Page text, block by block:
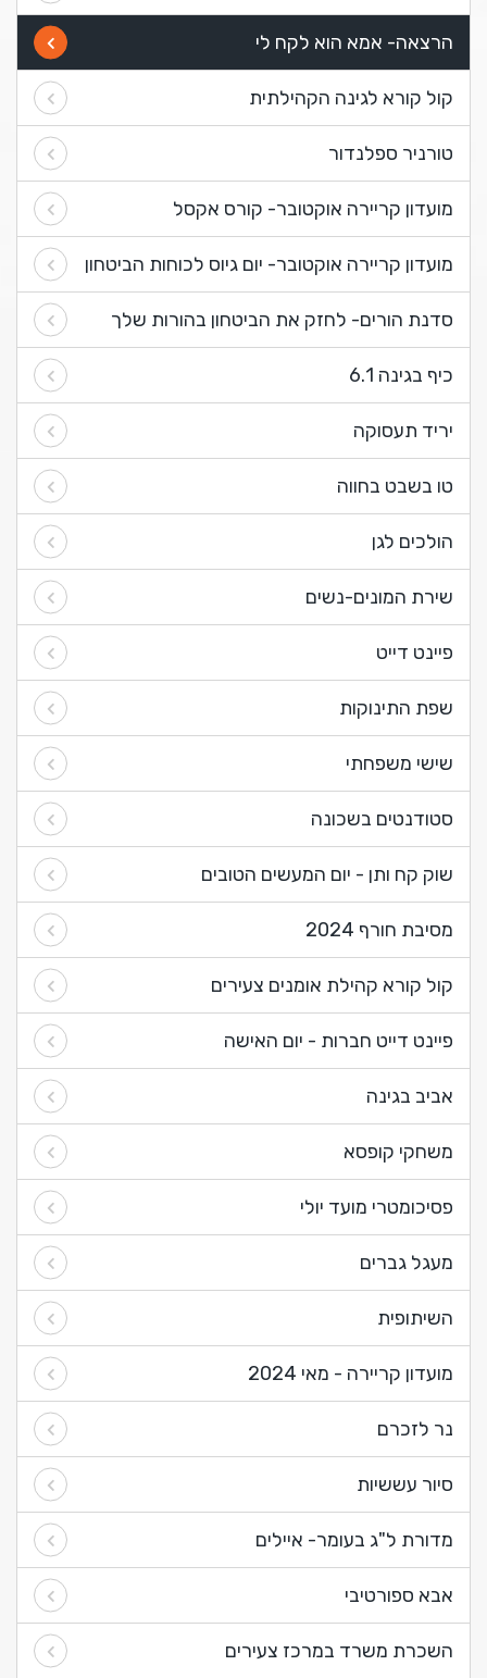
הרצאה- אמא הוא לקח לי
קול קורא לגינה הקהילתית
טורניר ספלנדור
מועדון קריירה אוקטובר- קורס אקסל
מועדון קריירה אוקטובר- יום גיוס לכוחות הביטחון
סדנת הורים- לחזק את הביטחון בהורות שלך
כיף בגינה 6.1
יריד תעסוקה
טו בשבט בחווה
הולכים לגן
שירת המונים-נשים
פיינט דייט
שפת התינוקות
שישי משפחתי
סטודנטים בשכונה
שוק קח ותן - יום המעשים הטובים
מסיבת חורף 2024
קול קורא קהילת אומנים צעירים
פיינט דייט חברות - יום האישה
אביב בגינה
משחקי קופסא
פסיכומטרי מועד יולי
מעגל גברים
השיתופית
מועדון קריירה - מאי 2024
נר לזכרם
סיור עששיות
מדורת ל"ג בעומר- איילים
אבא ספורטיבי
השכרת משרד במרכז צעירים